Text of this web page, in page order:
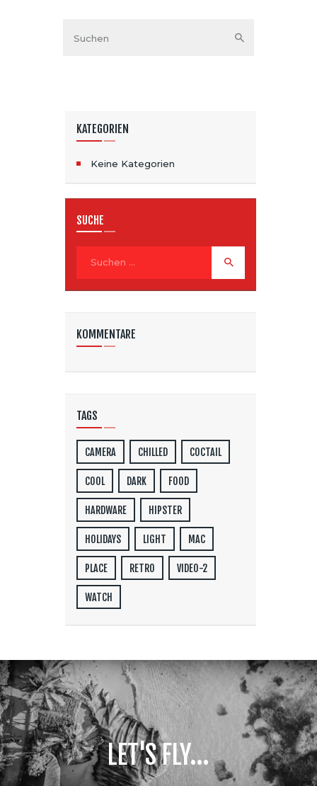
KATEGORIEN
Keine Kategorien
SUCHE
KOMMENTARE
TAGS
CAMERA CHILLED COCTAIL
COOL DARK FOOD
HARDWARE HIPSTER
HOLIDAYS LIGHT MAC
PLACE RETRO VIDEO-2
WATCH
LET'S FLY...